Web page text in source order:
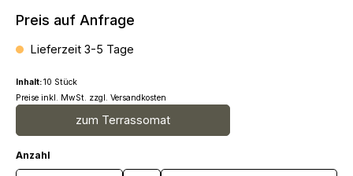
Preis auf Anfrage
Lieferzeit 3-5 Tage
Inhalt:10 Stück
Preise inkl. MwSt. zzgl. Versandkosten
zum Terrassomat
Anzahl